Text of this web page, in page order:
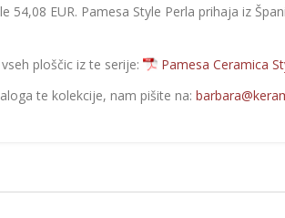
54,08 EUR. Pamesa Style Perla prihaja iz
ploščic iz te serije:
Pamesa Ceramica
te kolekcije, nam pišite na: